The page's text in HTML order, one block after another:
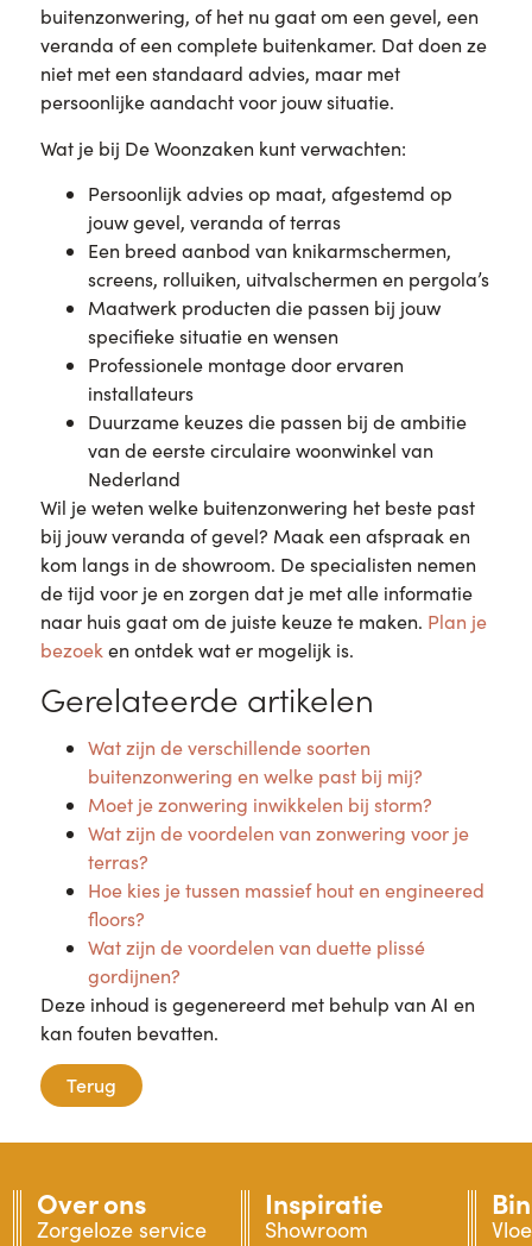
buitenzonwering, of het nu gaat om een gevel, een
veranda of een complete buitenkamer. Dat doen ze
niet met een standaard advies, maar met
persoonlijke aandacht voor jouw situatie.
Wat je bij De Woonzaken kunt verwachten:
Persoonlijk advies op maat, afgestemd op
jouw gevel, veranda of terras
Een breed aanbod van knikarmschermen,
screens, rolluiken, uitvalschermen en pergola’s
Maatwerk producten die passen bij jouw
specifieke situatie en wensen
Professionele montage door ervaren
installateurs
Duurzame keuzes die passen bij de ambitie
van de eerste circulaire woonwinkel van
Nederland
Wil je weten welke buitenzonwering het beste past
bij jouw veranda of gevel? Maak een afspraak en
kom langs in de showroom. De specialisten nemen
de tijd voor je en zorgen dat je met alle informatie
naar huis gaat om de juiste keuze te maken. Plan je
bezoeken ontdek wat er mogelijk is.
Gerelateerde artikelen
Wat zijn de verschillende soorten
buitenzonwering en welke past bij mij?
Moet je zonwering inwikkelen bij storm?
Wat zijn de voordelen van zonwering voor je
terras?
Hoe kies je tussen massief hout en engineered
floors?
Wat zijn de voordelen van duette plissé
gordijnen?
Deze inhoud is gegenereerd met behulp van AI en
kan fouten bevatten.
Terug
Over ons
Zorgeloze service
Inspiratie
Showroom